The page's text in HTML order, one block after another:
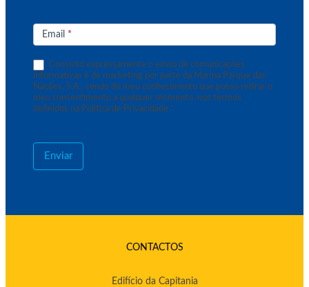
de
Newsletter
Email *
Consinto expressamente o envio de comunicações
informativas e de marketing por parte da Marina Parque das
Nações, S.A., sendo do meu conhecimento que posso retirar o
meu consentimento a qualquer momento, nos termos
definidos na Política de Privacidade *
Enviar
CONTACTOS
Edifício da Capitania